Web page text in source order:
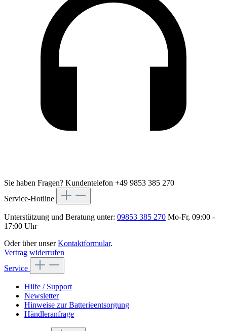
Sie haben Fragen? Kundentelefon +49 9853 385 270
Service-Hotline
Unterstützung und Beratung unter: 09853 385 270 Mo-Fr, 09:00 -
17:00 Uhr
Oder über unserKontaktformular.
Vertrag widerrufen
Service
Hilfe / Support
Newsletter
Hinweise zur Batterieentsorgung
Händleranfrage